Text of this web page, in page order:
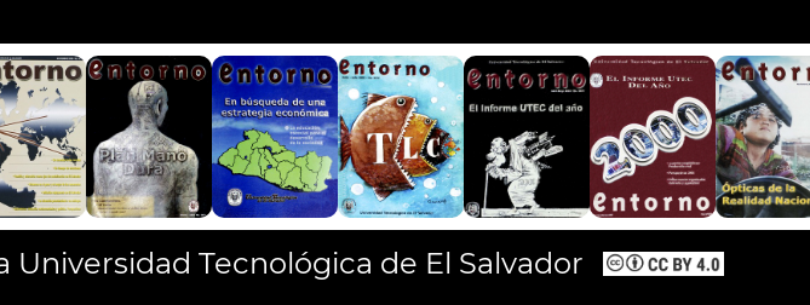
Universidad Tecnológica de El Salvador